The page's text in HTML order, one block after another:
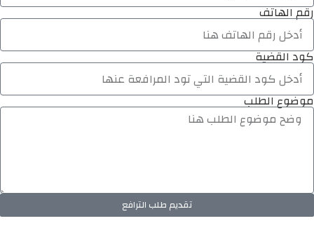
رقم الهاتف
كود القضية
موضوع الطلب
تقديم طلب الترافع